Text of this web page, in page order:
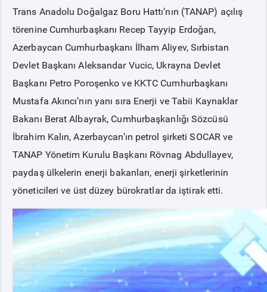
DUYURULAR
BT HİZMET YÖNETİM SİSTEMİ POLİTİKAMIZ
Trans Anadolu Doğalgaz Boru Hattı’nın (TANAP) açılış
törenine Cumhurbaşkanı Recep Tayyip Erdoğan,
Azerbaycan Cumhurbaşkanı İlham Aliyev, Sırbistan
Devlet Başkanı Aleksandar Vucic, Ukrayna Devlet
Başkanı Petro Poroşenko ve KKTC Cumhurbaşkanı
Mustafa Akıncı’nın yanı sıra Enerji ve Tabii Kaynaklar
Bakanı Berat Albayrak, Cumhurbaşkanlığı Sözcüsü
İbrahim Kalın, Azerbaycan’ın petrol şirketi SOCAR ve
TANAP Yönetim Kurulu Başkanı Rövnag Abdullayev,
paydaş ülkelerin enerji bakanları, enerji şirketlerinin
yöneticileri ve üst düzey bürokratlar da iştirak etti.